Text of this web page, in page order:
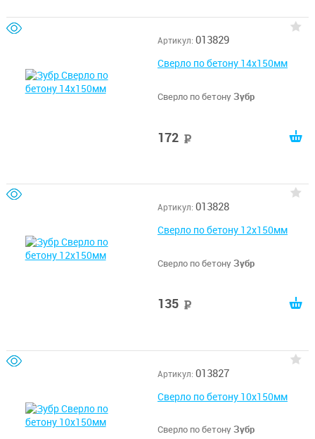
Артикул: 013829
Сверло по бетону 14x150мм
Сверло по бетону Зубр
172
Артикул: 013828
Сверло по бетону 12x150мм
Сверло по бетону Зубр
135
Артикул: 013827
Сверло по бетону 10x150мм
Сверло по бетону Зубр